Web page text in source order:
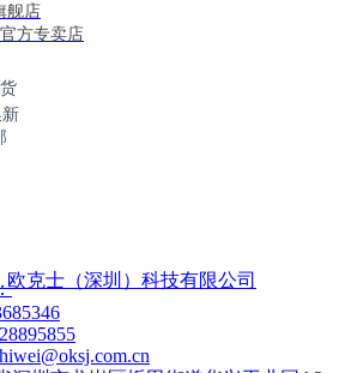
舰店
方专卖店
欧克士（深圳）科技有限公司